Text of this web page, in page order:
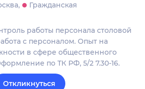
Гражданская
работы персонала столовой
с персоналом. Опыт на
в сфере общественного
по ТК РФ, 5/2 7.30-16.
Откликнуться